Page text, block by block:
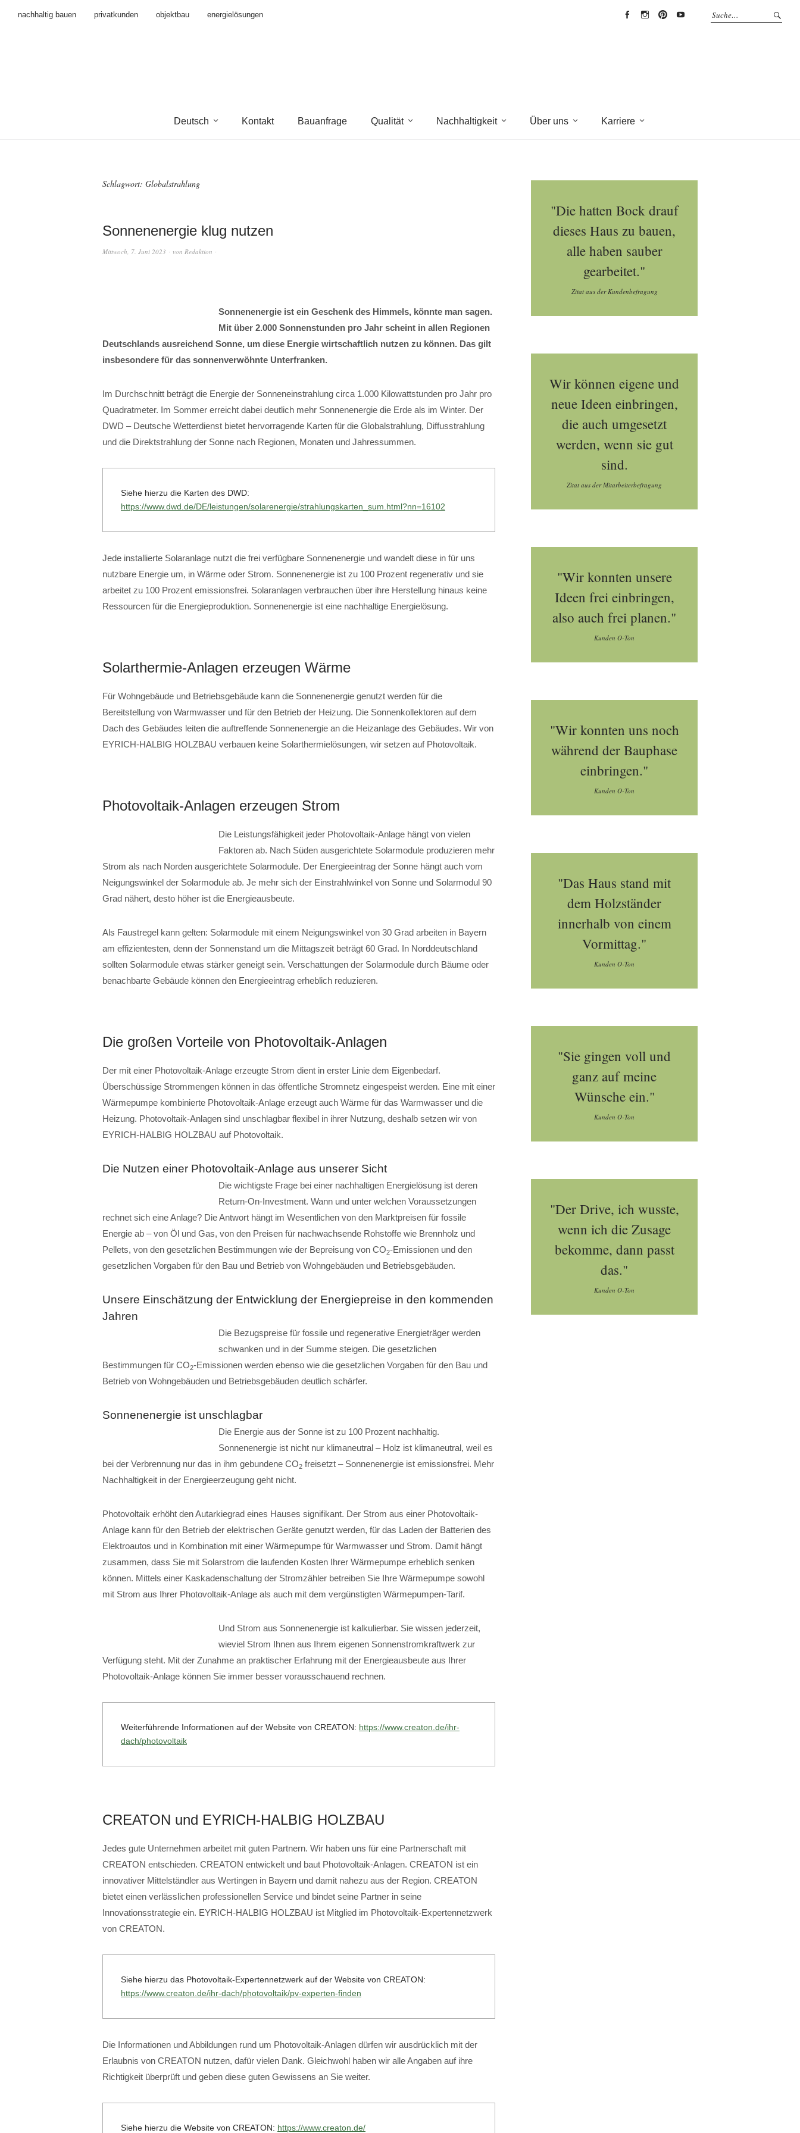
nachhaltig bauen privatkunden objektbau
energielösungen
Deutsch Kontakt Bauanfrage Qualität Nachhaltigkeit Über uns Karriere
Schlagwort: Globalstrahlung
Sonnenenergie klug nutzen
Mittwoch, 7. Juni 2023 von Redaktion
Sonnenenergie ist ein Geschenk des Himmels, könnte man sagen.
Mit über 2.000 Sonnenstunden pro Jahr scheint in allen Regionen
Deutschlands ausreichend Sonne, um diese Energie wirtschaftlich nutzen zu können. Das gilt
insbesondere für das sonnenverwöhnte Unterfranken.
Im Durchschnitt beträgt die Energie der Sonneneinstrahlung circa 1.000 Kilowattstunden pro Jahr pro
Quadratmeter. Im Sommer erreicht dabei deutlich mehr Sonnenenergie die Erde als im Winter. Der
DWD – Deutsche Wetterdienst bietet hervorragende Karten für die Globalstrahlung, Diffusstrahlung
und die Direktstrahlung der Sonne nach Regionen, Monaten und Jahressummen.
Siehe hierzu die Karten des DWD:
https://www.dwd.de/DE/leistungen/solarenergie/strahlungskarten_sum.html?nn=16102
Jede installierte Solaranlage nutzt die frei verfügbare Sonnenenergie und wandelt diese in für uns
nutzbare Energie um, in Wärme oder Strom. Sonnenenergie ist zu 100 Prozent regenerativ und sie
arbeitet zu 100 Prozent emissionsfrei. Solaranlagen verbrauchen über ihre Herstellung hinaus keine
Ressourcen für die Energieproduktion. Sonnenenergie ist eine nachhaltige Energielösung.
Solarthermie-Anlagen erzeugen Wärme
Für Wohngebäude und Betriebsgebäude kann die Sonnenenergie genutzt werden für die
Bereitstellung von Warmwasser und für den Betrieb der Heizung. Die Sonnenkollektoren auf dem
Dach des Gebäudes leiten die auftreffende Sonnenenergie an die Heizanlage des Gebäudes. Wir von
EYRICH-HALBIG HOLZBAU verbauen keine Solarthermielösungen, wir setzen auf Photovoltaik.
Photovoltaik-Anlagen erzeugen Strom
Die Leistungsfähigkeit jeder Photovoltaik-Anlage hängt von vielen
Faktoren ab. Nach Süden ausgerichtete Solarmodule produzieren mehr
Strom als nach Norden ausgerichtete Solarmodule. Der Energieeintrag der Sonne hängt auch vom
Neigungswinkel der Solarmodule ab. Je mehr sich der Einstrahlwinkel von Sonne und Solarmodul 90
Grad nähert, desto höher ist die Energieausbeute.
Als Faustregel kann gelten: Solarmodule mit einem Neigungswinkel von 30 Grad arbeiten in Bayern
am effizientesten, denn der Sonnenstand um die Mittagszeit beträgt 60 Grad. In Norddeutschland
sollten Solarmodule etwas stärker geneigt sein. Verschattungen der Solarmodule durch Bäume oder
benachbarte Gebäude können den Energieeintrag erheblich reduzieren.
Die großen Vorteile von Photovoltaik-Anlagen
Der mit einer Photovoltaik-Anlage erzeugte Strom dient in erster Linie dem Eigenbedarf.
Überschüssige Strommengen können in das öffentliche Stromnetz eingespeist werden. Eine mit einer
Wärmepumpe kombinierte Photovoltaik-Anlage erzeugt auch Wärme für das Warmwasser und die
Heizung. Photovoltaik-Anlagen sind unschlagbar flexibel in ihrer Nutzung, deshalb setzen wir von
EYRICH-HALBIG HOLZBAU auf Photovoltaik.
Die Nutzen einer Photovoltaik-Anlage aus unserer Sicht
Die wichtigste Frage bei einer nachhaltigen Energielösung ist deren
Return-On-Investment. Wann und unter welchen Voraussetzungen
rechnet sich eine Anlage? Die Antwort hängt im Wesentlichen von den Marktpreisen für fossile
Energie ab – von Öl und Gas, von den Preisen für nachwachsende Rohstoffe wie Brennholz und
Pellets, von den gesetzlichen Bestimmungen wie der Bepreisung von CO2-Emissionen und den
gesetzlichen Vorgaben für den Bau und Betrieb von Wohngebäuden und Betriebsgebäuden.
Unsere Einschätzung der Entwicklung der Energiepreise in den kommenden
Jahren
Die Bezugspreise für fossile und regenerative Energieträger werden
schwanken und in der Summe steigen. Die gesetzlichen
Bestimmungen für CO2-Emissionen werden ebenso wie die gesetzlichen Vorgaben für den Bau und
Betrieb von Wohngebäuden und Betriebsgebäuden deutlich schärfer.
Sonnenenergie ist unschlagbar
Die Energie aus der Sonne ist zu 100 Prozent nachhaltig.
Sonnenenergie ist nicht nur klimaneutral – Holz ist klimaneutral, weil es
bei der Verbrennung nur das in ihm gebundene CO2 freisetzt – Sonnenenergie ist emissionsfrei. Mehr
Nachhaltigkeit in der Energieerzeugung geht nicht.
Photovoltaik erhöht den Autarkiegrad eines Hauses signifikant. Der Strom aus einer Photovoltaik-
Anlage kann für den Betrieb der elektrischen Geräte genutzt werden, für das Laden der Batterien des
Elektroautos und in Kombination mit einer Wärmepumpe für Warmwasser und Strom. Damit hängt
zusammen, dass Sie mit Solarstrom die laufenden Kosten Ihrer Wärmepumpe erheblich senken
können. Mittels einer Kaskadenschaltung der Stromzähler betreiben Sie Ihre Wärmepumpe sowohl
mit Strom aus Ihrer Photovoltaik-Anlage als auch mit dem vergünstigten Wärmepumpen-Tarif.
Und Strom aus Sonnenenergie ist kalkulierbar. Sie wissen jederzeit,
wieviel Strom Ihnen aus Ihrem eigenen Sonnenstromkraftwerk zur
Verfügung steht. Mit der Zunahme an praktischer Erfahrung mit der Energieausbeute aus Ihrer
Photovoltaik-Anlage können Sie immer besser vorausschauend rechnen.
Weiterführende Informationen auf der Website von CREATON: https://www.creaton.de/ihr-
dach/photovoltaik
CREATON und EYRICH-HALBIG HOLZBAU
Jedes gute Unternehmen arbeitet mit guten Partnern. Wir haben uns für eine Partnerschaft mit
CREATON entschieden. CREATON entwickelt und baut Photovoltaik-Anlagen. CREATON ist ein
innovativer Mittelständler aus Wertingen in Bayern und damit nahezu aus der Region. CREATON
bietet einen verlässlichen professionellen Service und bindet seine Partner in seine
Innovationsstrategie ein. EYRICH-HALBIG HOLZBAU ist Mitglied im Photovoltaik-Expertennetzwerk
von CREATON.
Siehe hierzu das Photovoltaik-Expertennetzwerk auf der Website von CREATON:
https://www.creaton.de/ihr-dach/photovoltaik/pv-experten-finden
Die Informationen und Abbildungen rund um Photovoltaik-Anlagen dürfen wir ausdrücklich mit der
Erlaubnis von CREATON nutzen, dafür vielen Dank. Gleichwohl haben wir alle Angaben auf ihre
Richtigkeit überprüft und geben diese guten Gewissens an Sie weiter.
Siehe hierzu die Website von CREATON: https://www.creaton.de/
"Die hatten Bock drauf
dieses Haus zu bauen,
alle haben sauber
gearbeitet."
Zitat aus der Kundenbefragung
Wir können eigene und
neue Ideen einbringen,
die auch umgesetzt
werden, wenn sie gut
sind.
Zitat aus der Mitarbeiterbefragung
"Wir konnten unsere
Ideen frei einbringen,
also auch frei planen."
Kunden O-Ton
"Wir konnten uns noch
während der Bauphase
einbringen."
Kunden O-Ton
"Das Haus stand mit
dem Holzständer
innerhalb von einem
Vormittag."
Kunden O-Ton
"Sie gingen voll und
ganz auf meine
Wünsche ein."
Kunden O-Ton
"Der Drive, ich wusste,
wenn ich die Zusage
bekomme, dann passt
das."
Kunden O-Ton